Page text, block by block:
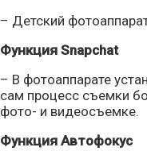
– Детский
Функция Snapchat
– В фотоаппарате
сам процесс съемки
фото- и видеосъемке.
Функция Автофокус